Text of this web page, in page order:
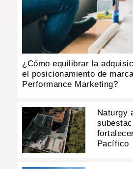
¿Cómo equilibrar la
el posicionamiento de
Performance Marketing?
Naturgy
Pacífico